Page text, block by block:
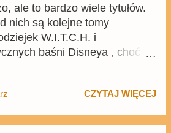
ale to bardzo wiele tytułów.
nich są kolejne tomy
W.I.T.C.H. i
baśni Disneya , choć
większość zapowiedzi
katalogu Egmontu , teraz
CZYTAJ WIĘCEJ